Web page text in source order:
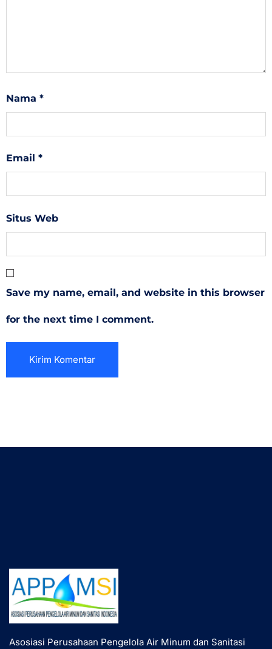
Nama *
Email *
Situs Web
Save my name, email, and website in this browser
for the next time I comment.
Asosiasi Perusahaan Pengelola Air Minum dan Sanitasi